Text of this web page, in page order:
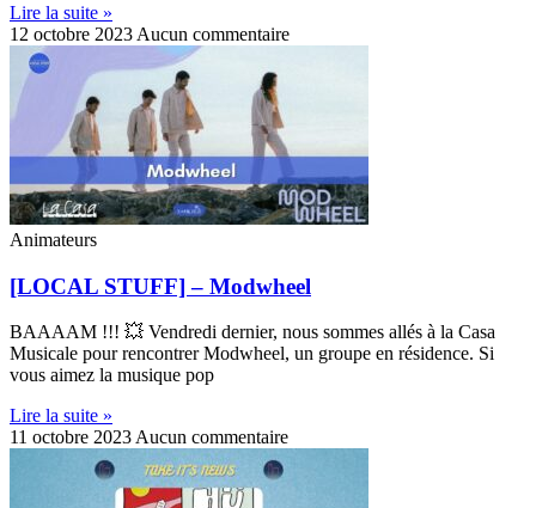
Lire la suite »
12 octobre 2023 Aucun commentaire
Animateurs
[LOCAL STUFF] – Modwheel
BAAAAM !!! 💥 Vendredi dernier, nous sommes allés à la Casa
Musicale pour rencontrer Modwheel, un groupe en résidence. Si
vous aimez la musique pop
Lire la suite »
11 octobre 2023 Aucun commentaire